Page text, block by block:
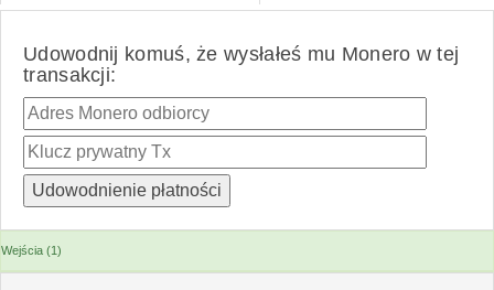
Udowodnij komuś, że wysłałeś mu Monero w tej
transakcji:
Wejścia (1)